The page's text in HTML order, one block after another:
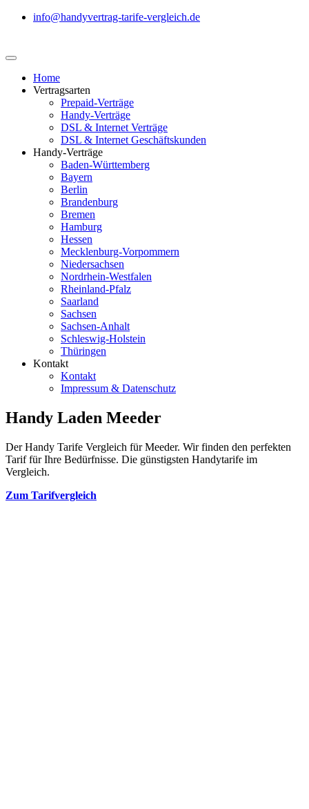
info@handyvertrag-tarife-vergleich.de
Home
Vertragsarten
Prepaid-Verträge
Handy-Verträge
DSL & Internet Verträge
DSL & Internet Geschäftskunden
Handy-Verträge
Baden-Württemberg
Bayern
Berlin
Brandenburg
Bremen
Hamburg
Hessen
Mecklenburg-Vorpommern
Niedersachsen
Nordrhein-Westfalen
Rheinland-Pfalz
Saarland
Sachsen
Sachsen-Anhalt
Schleswig-Holstein
Thüringen
Kontakt
Kontakt
Impressum & Datenschutz
Handy Laden Meeder
Der Handy Tarife Vergleich für Meeder. Wir finden den perfekten
Tarif für Ihre Bedürfnisse. Die günstigsten Handytarife im
Vergleich.
Zum Tarifvergleich